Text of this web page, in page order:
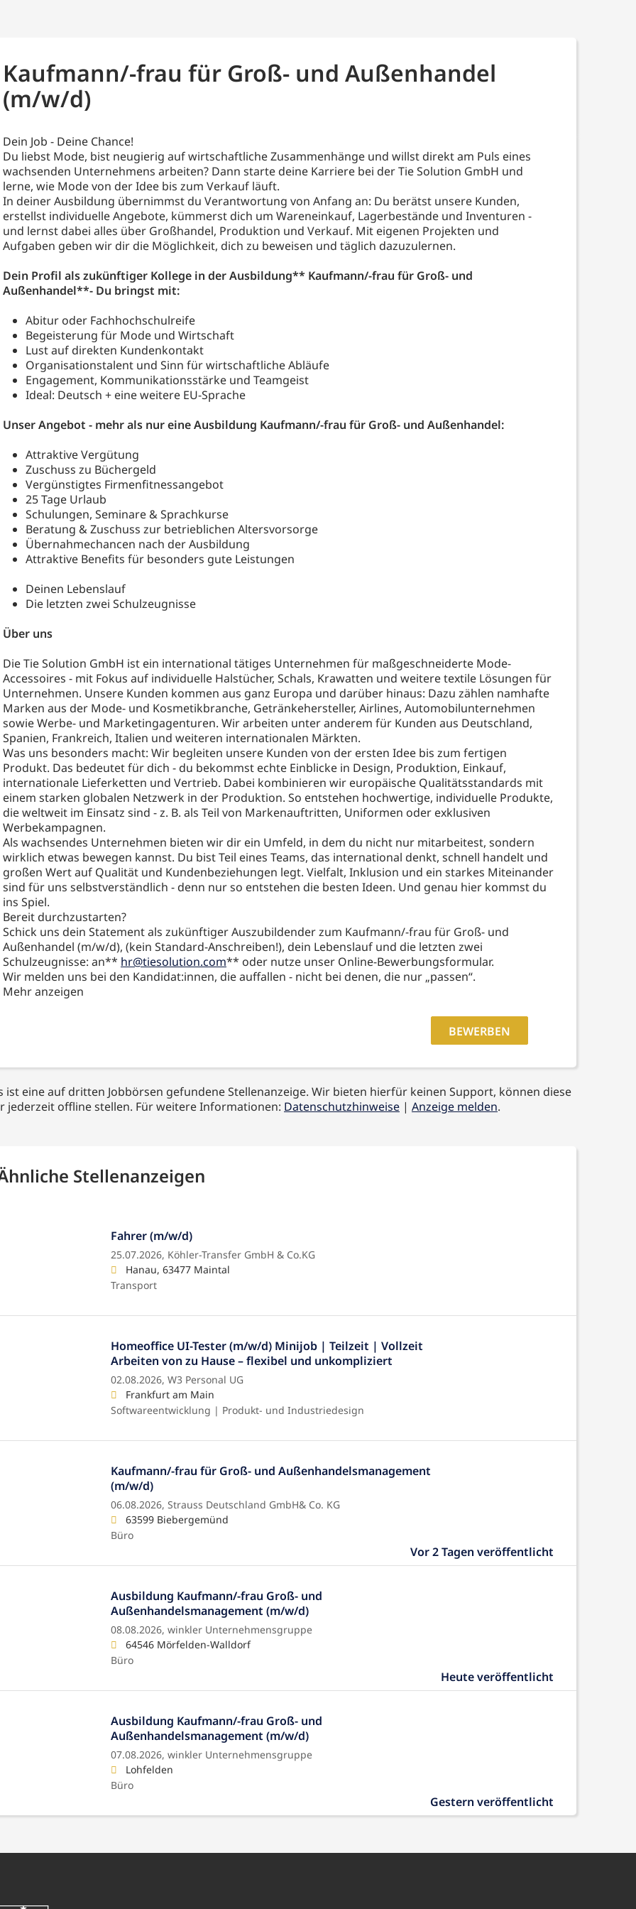
Kaufmann/-frau für Groß- und Außenhandel
(m/w/d)
Dein Job - Deine Chance!
Du liebst Mode, bist neugierig auf wirtschaftliche Zusammenhänge und willst direkt am Puls eines
wachsenden Unternehmens arbeiten? Dann starte deine Karriere bei der Tie Solution GmbH und
lerne, wie Mode von der Idee bis zum Verkauf läuft.
In deiner Ausbildung übernimmst du Verantwortung von Anfang an: Du berätst unsere Kunden,
erstellst individuelle Angebote, kümmerst dich um Wareneinkauf, Lagerbestände und Inventuren -
und lernst dabei alles über Großhandel, Produktion und Verkauf. Mit eigenen Projekten und
Aufgaben geben wir dir die Möglichkeit, dich zu beweisen und täglich dazuzulernen.
Dein Profil als zukünftiger Kollege in der Ausbildung** Kaufmann/-frau für Groß- und
Außenhandel**- Du bringst mit:
Abitur oder Fachhochschulreife
Begeisterung für Mode und Wirtschaft
Lust auf direkten Kundenkontakt
Organisationstalent und Sinn für wirtschaftliche Abläufe
Engagement, Kommunikationsstärke und Teamgeist
Ideal: Deutsch + eine weitere EU-Sprache
Unser Angebot - mehr als nur eine Ausbildung Kaufmann/-frau für Groß- und Außenhandel:
Attraktive Vergütung
Zuschuss zu Büchergeld
Vergünstigtes Firmenfitnessangebot
25 Tage Urlaub
Schulungen, Seminare & Sprachkurse
Beratung & Zuschuss zur betrieblichen Altersvorsorge
Übernahmechancen nach der Ausbildung
Attraktive Benefits für besonders gute Leistungen
Deinen Lebenslauf
Die letzten zwei Schulzeugnisse
Über uns
Die Tie Solution GmbH ist ein international tätiges Unternehmen für maßgeschneiderte Mode-
Accessoires - mit Fokus auf individuelle Halstücher, Schals, Krawatten und weitere textile Lösungen für
Unternehmen. Unsere Kunden kommen aus ganz Europa und darüber hinaus: Dazu zählen namhafte
Marken aus der Mode- und Kosmetikbranche, Getränkehersteller, Airlines, Automobilunternehmen
sowie Werbe- und Marketingagenturen. Wir arbeiten unter anderem für Kunden aus Deutschland,
Spanien, Frankreich, Italien und weiteren internationalen Märkten.
Was uns besonders macht: Wir begleiten unsere Kunden von der ersten Idee bis zum fertigen
Produkt. Das bedeutet für dich - du bekommst echte Einblicke in Design, Produktion, Einkauf,
internationale Lieferketten und Vertrieb. Dabei kombinieren wir europäische Qualitätsstandards mit
einem starken globalen Netzwerk in der Produktion. So entstehen hochwertige, individuelle Produkte,
die weltweit im Einsatz sind - z. B. als Teil von Markenauftritten, Uniformen oder exklusiven
Werbekampagnen.
Als wachsendes Unternehmen bieten wir dir ein Umfeld, in dem du nicht nur mitarbeitest, sondern
wirklich etwas bewegen kannst. Du bist Teil eines Teams, das international denkt, schnell handelt und
großen Wert auf Qualität und Kundenbeziehungen legt. Vielfalt, Inklusion und ein starkes Miteinander
sind für uns selbstverständlich - denn nur so entstehen die besten Ideen. Und genau hier kommst du
ins Spiel.
Bereit durchzustarten?
Schick uns dein Statement als zukünftiger Auszubildender zum Kaufmann/-frau für Groß- und
Außenhandel (m/w/d), (kein Standard‑Anschreiben!), dein Lebenslauf und die letzten zwei
Schulzeugnisse: an** hr@tiesolution.com** oder nutze unser Online-Bewerbungsformular.
Wir melden uns bei den Kandidat:innen, die auffallen - nicht bei denen, die nur „passen“.
Mehr anzeigen
BEWERBEN
ist eine auf dritten Jobbörsen gefundene Stellenanzeige. Wir bieten hierfür keinen Support, können diese
jederzeit offline stellen. Für weitere Informationen: Datenschutzhinweise | Anzeige melden.
Stellenanzeigen
Fahrer (m/w/d)
25.07.2026, Köhler-Transfer GmbH & Co.KG
Hanau, 63477 Maintal
Transport
Homeoffice UI-Tester (m/w/d) Minijob | Teilzeit | Vollzeit
Arbeiten von zu Hause – flexibel und unkompliziert
02.08.2026, W3 Personal UG
Frankfurt am Main
Softwareentwicklung | Produkt- und Industriedesign
Kaufmann/-frau für Groß- und Außenhandelsmanagement
(m/w/d)
06.08.2026, Strauss Deutschland GmbH& Co. KG
63599 Biebergemünd
Büro
Vor 2 Tagen veröffentlicht
Ausbildung Kaufmann/-frau Groß- und
Außenhandelsmanagement (m/w/d)
08.08.2026, winkler Unternehmensgruppe
64546 Mörfelden-Walldorf
Büro
Heute veröffentlicht
Ausbildung Kaufmann/-frau Groß- und
Außenhandelsmanagement (m/w/d)
07.08.2026, winkler Unternehmensgruppe
Lohfelden
Büro
Gestern veröffentlicht